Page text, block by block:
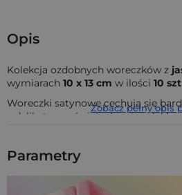
Opis
Kolekcja ozdobnych woreczków z
wymiarach 10 x 13 cm w ilości 10
Woreczki satynowe cechują się
z delikatną poświatą, bowiem lekko
rzut oka, które z biegiem czasu
delikatny, że aż pływa w dłoni?
Zobacz pełny opis
Parametry